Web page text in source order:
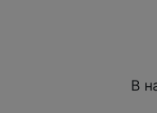
В